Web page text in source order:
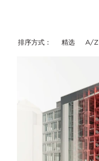
排序方式： 精选 A/Z